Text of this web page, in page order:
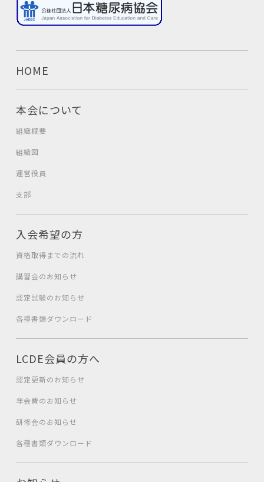
HOME
本会について
組織概要
組織図
運営役員
支部
入会希望の方
資格取得までの流れ
講習会のお知らせ
認定試験のお知らせ
各種書類ダウンロード
LCDE会員の方へ
認定更新のお知らせ
年会費のお知らせ
研修会のお知らせ
各種書類ダウンロード